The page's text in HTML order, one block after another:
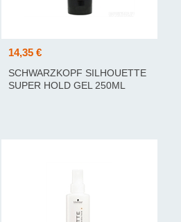
14,35 €
SCHWARZKOPF SILHOUETTE
SUPER HOLD GEL 250ML